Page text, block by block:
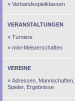
Verbandsspielklassen
VERANSTALTUNGEN
Turniere
mini-Meisterschaften
VEREINE
Adressen, Mannschaften,
Spieler, Ergebnisse